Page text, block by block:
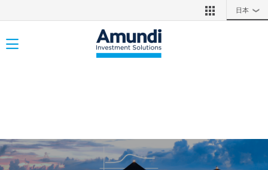
日本 ❯
Toggle navigation